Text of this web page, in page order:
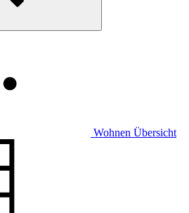
Wohnen Übersicht